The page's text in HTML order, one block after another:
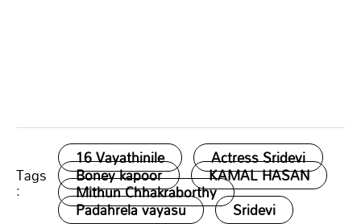
Tags
:
16 Vayathinile Actress Sridevi
Boney kapoor KAMAL HASAN
Mithun Chhakraborthy
Padahrela vayasu Sridevi